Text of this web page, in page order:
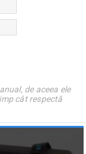
de aceea ele
cât respectă